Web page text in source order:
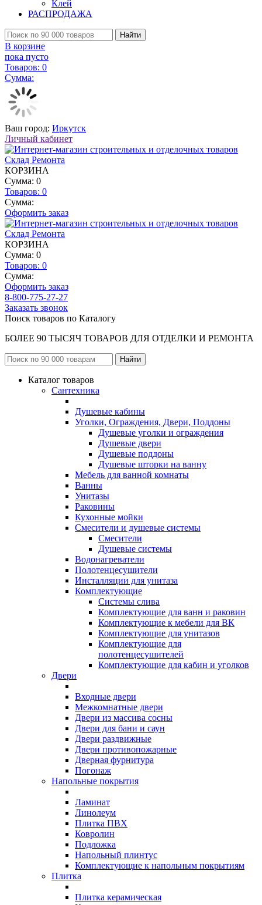
Клей
РАСПРОДАЖА
Найти
В корзине
пока пусто
Товаров: 0
Сумма:
Ваш город: Иркутск
Личный кабинет
КОРЗИНА
Сумма: 0
Товаров: 0
Сумма:
Оформить заказ
КОРЗИНА
Сумма: 0
Товаров: 0
Сумма:
Оформить заказ
8-800-775-27-27
Заказать звонок
Поиск товаров по Каталогу
БОЛЕЕ 90 ТЫСЯЧ ТОВАРОВ ДЛЯ ОТДЕЛКИ И РЕМОНТА
Каталог товаров
Сантехника
Душевые кабины
Уголки, Ограждения, Двери, Поддоны
Душевые уголки и ограждения
Душевые двери
Душевые поддоны
Душевые шторки на ванну
Мебель для ванной комнаты
Ванны
Унитазы
Раковины
Кухонные мойки
Смесители и душевые системы
Смесители
Душевые системы
Водонагреватели
Полотенцесушители
Инсталляции для унитаза
Комплектующие
Системы слива
Комплектующие для ванн и раковин
Комплектующие к мебели для ВК
Комплектующие для унитазов
Комплектующие для
полотенцесушителей
Комплектующие для кабин и уголков
Двери
Входные двери
Межкомнатные двери
Двери из массива сосны
Двери для бани и саун
Двери раздвижные
Двери противопожарные
Дверная фурнитура
Погонаж
Напольные покрытия
Ламинат
Линолеум
Плитка ПВХ
Ковролин
Подложка
Напольный плинтус
Комплектующие к напольным покрытиям
Плитка
Плитка керамическая